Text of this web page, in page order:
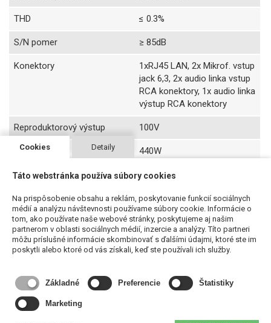
THD ≤ 0.3%
S/N pomer ≥ 85dB
Konektory
1xRJ45 LAN, 2x Mikrof. vstup
jack 6,3, 2x audio linka vstup
RCA konektory, 1x audio linka
výstup RCA konektory
Reproduktorový výstup 100V
Spotreba 440W
Rozmery 484x420x44mm
Napájanie 230V AC, 50/60Hz
Váha 7kg
Súvisiace produkty
Cookies Detaily
Táto webstránka používa súbory cookies
Na prispôsobenie obsahu a reklám, poskytovanie funkcií sociálnych
médií a analýzu návštevnosti používame súbory cookie. Informácie o
tom, ako používate naše webové stránky, poskytujeme aj našim
partnerom v oblasti sociálnych médií, inzercie a analýzy. Títo partneri
môžu príslušné informácie skombinovať s ďalšími údajmi, ktoré ste im
poskytli alebo ktoré od vás získali, keď ste používali ich služby.
Základné Preferencie Štatistiky
Marketing